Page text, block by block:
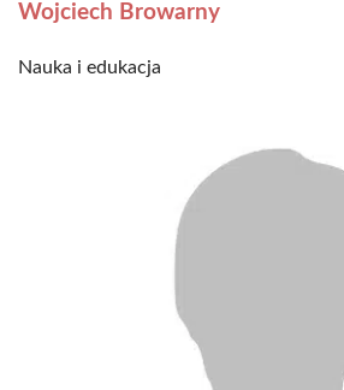
Wojciech Browarny
Nauka i edukacja